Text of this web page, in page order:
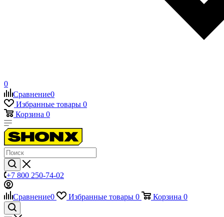
0
Сравнение0
Избранные товары 0
Корзина 0
+7 800 250-74-02
Сравнение0 Избранные товары 0 Корзина 0